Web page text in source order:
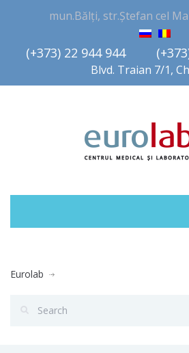
mun.Bălți, str.Ștefan cel
(+373) 22 944 944
Blvd. Traian 7/1,
Eurolab